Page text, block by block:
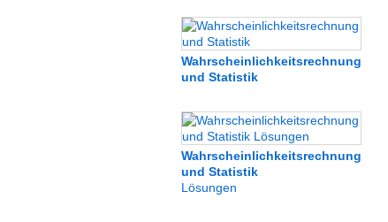
Wahrscheinlichkeitsrechnung
und Statistik
Wahrscheinlichkeitsrechnung
und Statistik
Lösungen